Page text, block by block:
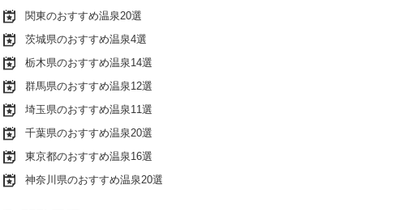
関東のおすすめ温泉20選
茨城県のおすすめ温泉4選
栃木県のおすすめ温泉14選
群馬県のおすすめ温泉12選
埼玉県のおすすめ温泉11選
千葉県のおすすめ温泉20選
東京都のおすすめ温泉16選
神奈川県のおすすめ温泉20選